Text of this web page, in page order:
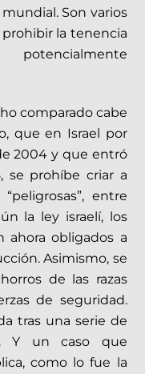
Son varios
la tenencia
comparado cabe
que en Israel por
2004 y que entró
se prohíbe criar a
entre
la ley israelí, los
ahora obligados a
Asimismo, se
de las razas
de seguridad.
tras una serie de
Y un caso que
como lo fue la